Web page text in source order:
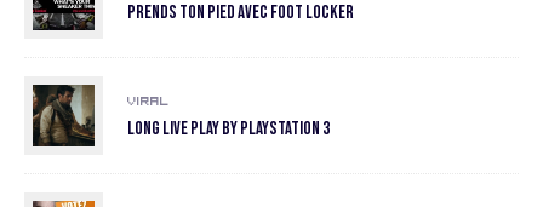
Prends ton pied avec Foot Locker
Viral
Long Live Play by Playstation 3